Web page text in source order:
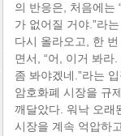
의 반응은, 처음에는
가 없어질 거야.”라
다시 올라오고, 한
면서, “어, 이거 봐라
좀 봐야겠네.”라는
암호화폐 시장을 규
깨달았다. 워낙 오래
시장을 계속 억압하